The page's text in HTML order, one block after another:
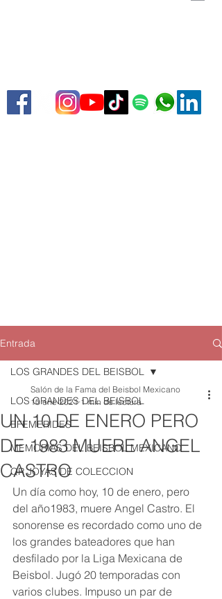
Entrada
LOS GRANDES DEL BEISBOL
EFEMERIDES
MEMORIAS DEL BEISBOL MEXICANO
QR JOYAS DE COLECCION
LOS GRANDES DEL BEISBOL
UN 10 DE ENERO PERO
DE 1983 MUERE ANGEL
CASTRO
Salón de la Fama del Beisbol Mexicano
10 ene 2021 1 min de lectura
Un día como hoy, 10 de enero, pero
del año1983, muere Angel Castro. El
sonorense es recordado como uno de
los grandes bateadores que han
desfilado por la Liga Mexicana de
Beisbol. Jugó 20 temporadas con
varios clubes. Impuso un par de